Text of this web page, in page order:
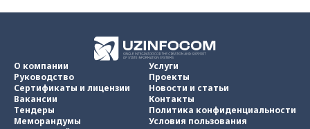
О компании
Руководство
Сертификаты и лицензии
Вакансии
Тендеры
Меморандумы
Услуги
Проекты
Новости и статьи
Контакты
Политика конфиденциальности
Условия пользования